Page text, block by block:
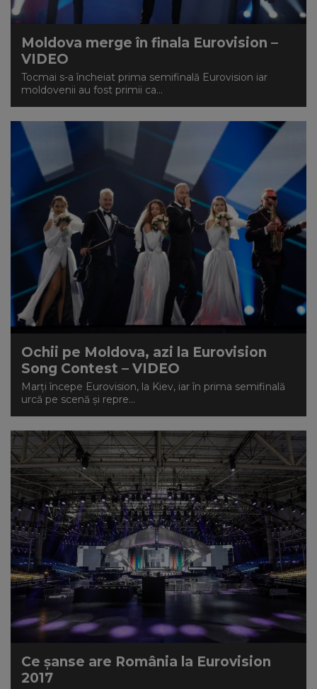
Moldova merge în finala Eurovision –
VIDEO
Tocmai s-a încheiat prima semifinală Eurovision iar
moldovenii au fost primii ca...
Ochii pe Moldova, azi la Eurovision
Song Contest – VIDEO
Marți începe Eurovision, la Kiev, iar în prima semifinală
urcă pe scenă și repre...
Ce șanse are România la Eurovision
2017